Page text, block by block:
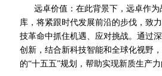
远卓价值：在此背景下，远卓作为
库，将紧跟时代发展前沿的步伐，致
技革命中抓住机遇、应对挑战。通过
创新，结合新科技智能和全球化视野
的“十五五”规划，帮助实现新质生产力